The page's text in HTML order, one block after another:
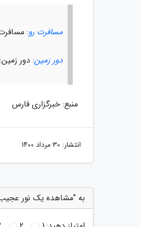
مسافرت رو:
دور زمین: دور
منبع: خبرگزاری فارس
انتشار: 30 مرداد 1400
به "مشاهده یک نور عجیب